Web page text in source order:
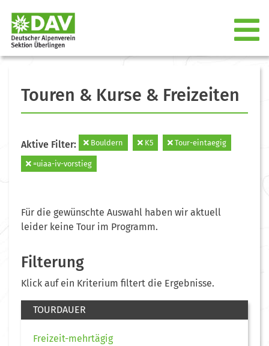
Touren & Kurse & Freizeiten
Aktive Filter: Bouldern K5 Tour-eintaegig
=uiaa-iv-vorstieg
Für die gewünschte Auswahl haben wir aktuell
leider keine Tour im Programm.
Filterung
Klick auf ein Kriterium filtert die Ergebnisse.
TOURDAUER
Freizeit-mehrtägig